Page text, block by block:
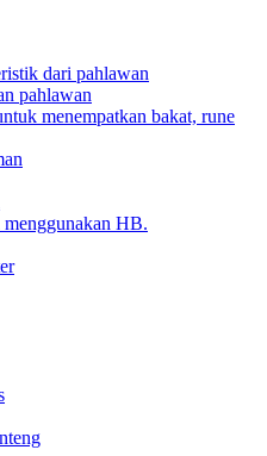
dari pahlawan
pahlawan
menempatkan bakat, rune
HB.